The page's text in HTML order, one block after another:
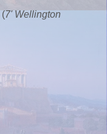
(7' Wellington